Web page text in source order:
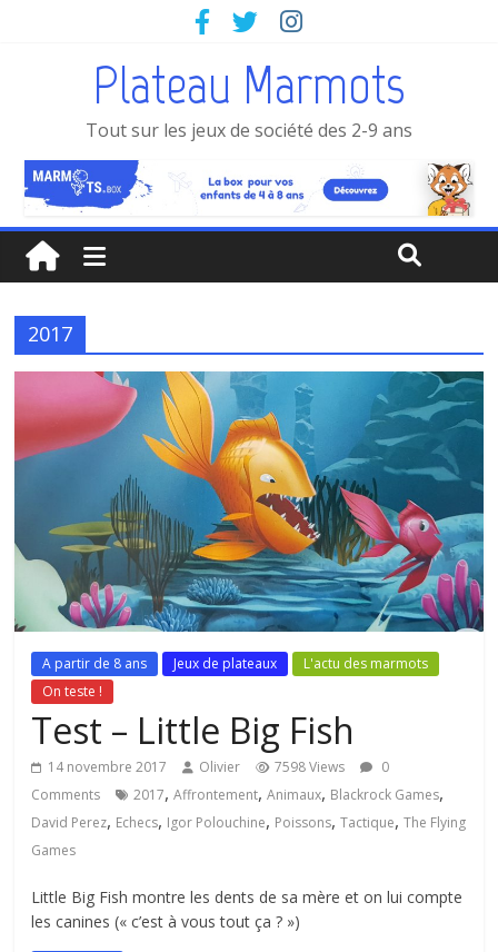
Plateau Marmots
Tout sur les jeux de société des 2-9 ans
2017
A partir de 8 ans Jeux de plateaux
L'actu des marmots
On teste !
Test – Little Big Fish
14 novembre 2017 Olivier 7598 Views
0
Comments
2017,Affrontement,Animaux, Blackrock Games,
David Perez, Echecs, Igor Polouchine, Poissons,Tactique,The Flying
Games
Little Big Fish montre les dents de sa mère et on lui compte
les canines (« c’est à vous tout ça ? »)